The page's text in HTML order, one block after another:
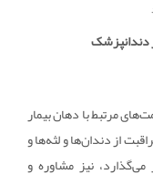
دندانپزشک
مرتبط با دهان بیمار
از دندان‌ها و لثه‌ها و
نیز مشاوره و